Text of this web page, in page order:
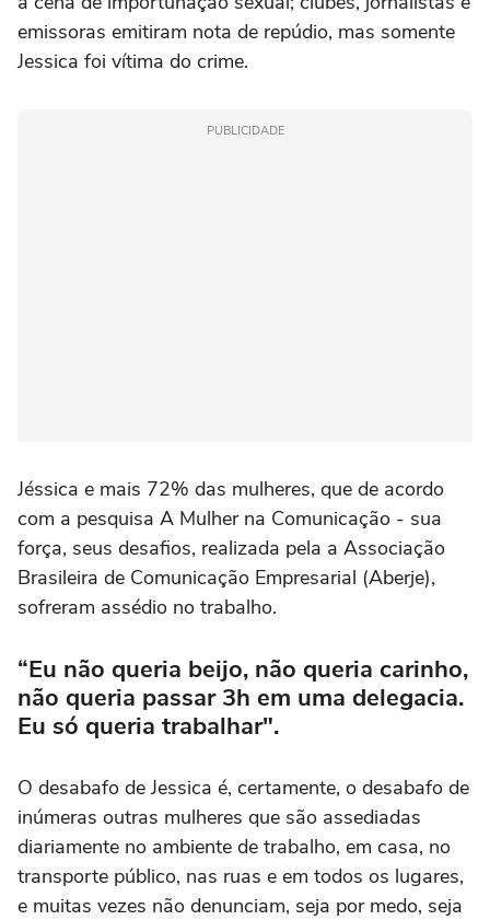
emissoras emitiram nota de repúdio, mas somente
Jessica foi vítima do crime.
PUBLICIDADE
Jéssica e mais 72% das mulheres, que de acordo
com a pesquisa A Mulher na Comunicação - sua
força, seus desafios, realizada pela a Associação
Brasileira de Comunicação Empresarial (Aberje),
sofreram assédio no trabalho.
“Eu não queria beijo, não queria carinho,
não queria passar 3h em uma delegacia.
Eu só queria trabalhar".
O desabafo de Jessica é, certamente, o desabafo de
inúmeras outras mulheres que são assediadas
diariamente no ambiente de trabalho, em casa, no
transporte público, nas ruas e em todos os lugares,
e muitas vezes não denunciam, seja por medo, seja